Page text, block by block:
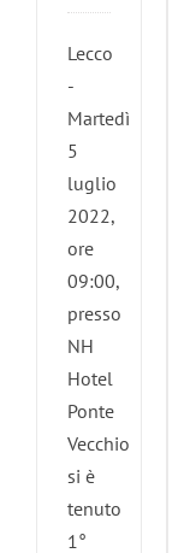
Lecco
-
Martedì
5
luglio
2022,
ore
09:00,
presso
NH
Hotel
Ponte
Vecchio
si è
tenuto
1°